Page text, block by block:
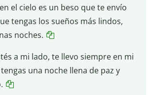
el cielo es un beso que te envío
tengas los sueños más lindos,
noches.
a mi lado, te llevo siempre en mi
una noche llena de paz y